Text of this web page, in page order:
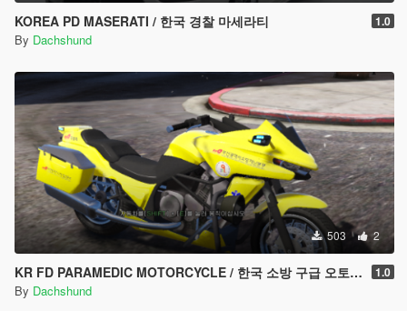
KOREA PD MASERATI / 한국 경찰 마세라티 1.0
By Dachshund
503 2
KR FD PARAMEDIC MOTORCYCLE / 한국 소방 구급 오토바이 1.0
By Dachshund